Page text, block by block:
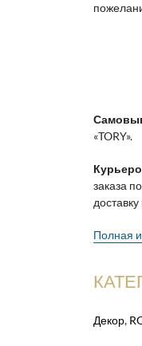
«TORY».
заказа
Полная
Декор,